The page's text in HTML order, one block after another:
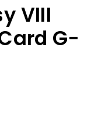
VIII
G-